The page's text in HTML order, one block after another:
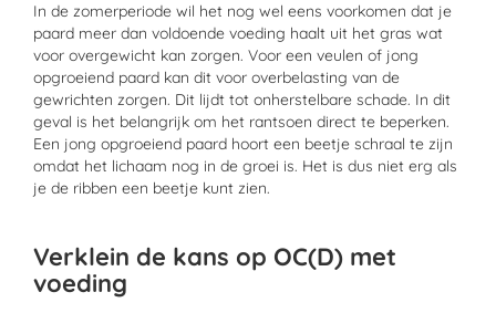
In de zomerperiode wil het nog wel eens voorkomen dat je
paard meer dan voldoende voeding haalt uit het gras wat
voor overgewicht kan zorgen. Voor een veulen of jong
opgroeiend paard kan dit voor overbelasting van de
gewrichten zorgen. Dit lijdt tot onherstelbare schade. In dit
geval is het belangrijk om het rantsoen direct te beperken.
Een jong opgroeiend paard hoort een beetje schraal te zijn
omdat het lichaam nog in de groei is. Het is dus niet erg als
je de ribben een beetje kunt zien.
Verklein de kans op OC(D) met
voeding